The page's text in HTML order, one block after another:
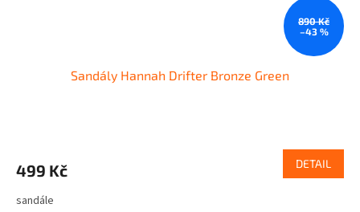
890 Kč
–43 %
Sandály Hannah Drifter Bronze Green
499 Kč DETAIL
sandále